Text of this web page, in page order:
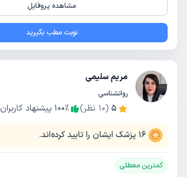
مشاهده پروفایل
نوبت مطب بگیرید
مریم سلیمی
روانشناسی
5
(
10 نظر) 100٪ پیشنهاد کاربران
16 پزشک ایشان را تایید کرده‌اند.
کمترین معطلی